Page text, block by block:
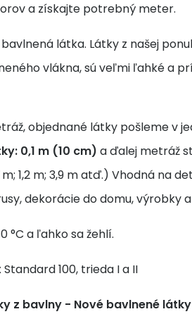
a získajte potrebný meter.
bavlnená látka. Látky z našej
vlákna, sú veľmi ľahké a
objednané látky pošleme v
0,1 m (10 cm) a ďalej metráž
1,2 m; 3,9 m atď.) Vhodná na
dekorácie do domu, výrobky
°C a ľahko sa žehlí.
100, trieda I a II
z bavlny - Nové bavlnené